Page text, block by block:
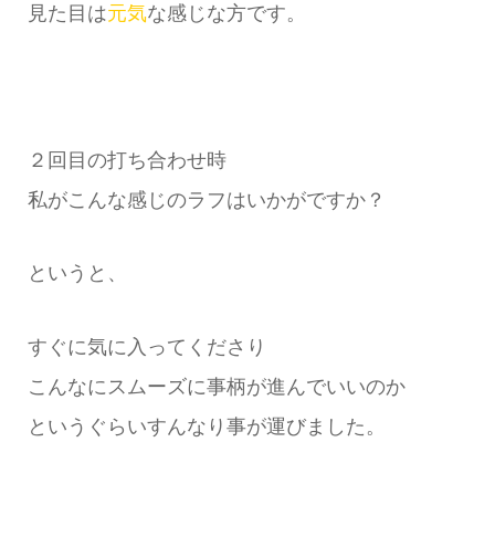
見た目は元気な感じな方です。
２回目の打ち合わせ時
私がこんな感じのラフはいかがですか？
というと、
すぐに気に入ってくださり
こんなにスムーズに事柄が進んでいいのか
というぐらいすんなり事が運びました。